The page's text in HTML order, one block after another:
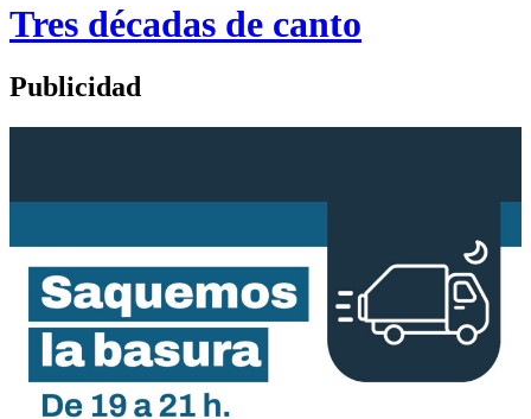
Tres décadas de canto
Publicidad